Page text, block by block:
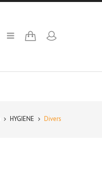
HYGIENE Divers